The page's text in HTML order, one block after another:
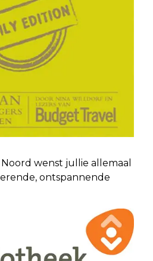
wenst jullie allemaal
ontspannende